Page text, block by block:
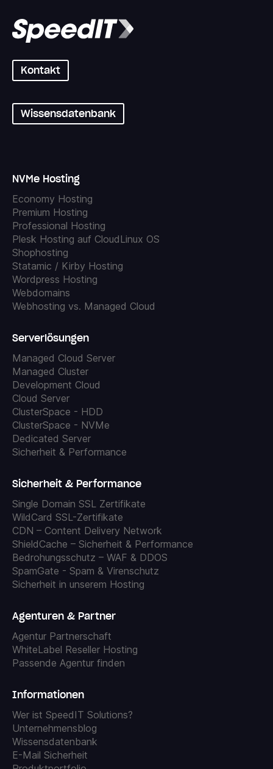
Kontakt
Wissensdatenbank
NVMe Hosting
Economy Hosting
Premium Hosting
Professional Hosting
Plesk Hosting auf CloudLinux OS
Shophosting
Statamic / Kirby Hosting
Wordpress Hosting
Webdomains
Webhosting vs. Managed Cloud
Serverlösungen
Managed Cloud Server
Managed Cluster
Development Cloud
Cloud Server
ClusterSpace - HDD
ClusterSpace - NVMe
Dedicated Server
Sicherheit & Performance
Sicherheit & Performance
Single Domain SSL Zertifikate
WildCard SSL-Zertifikate
CDN – Content Delivery Network
ShieldCache – Sicherheit & Performance
Bedrohungsschutz – WAF & DDOS
SpamGate - Spam & Virenschutz
Sicherheit in unserem Hosting
Agenturen & Partner
Agentur Partnerschaft
WhiteLabel Reseller Hosting
Passende Agentur finden
Informationen
Wer ist SpeedIT Solutions?
Unternehmensblog
Wissensdatenbank
E-Mail Sicherheit